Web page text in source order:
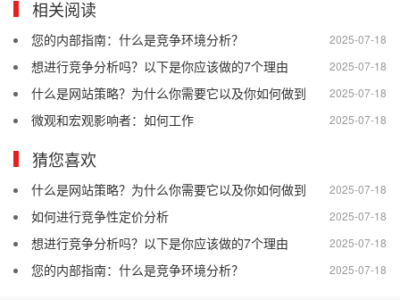
相关阅读
2025-07-18
您的内部指南：什么是竞争环境分析？
2025-07-18
想进行竞争分析吗？以下是你应该做的7个理由
2025-07-18
什么是网站策略？为什么你需要它以及你如何做到
2025-07-18
微观和宏观影响者：如何工作
猜您喜欢
2025-07-18
什么是网站策略？为什么你需要它以及你如何做到
2025-07-18
如何进行竞争性定价分析
2025-07-18
想进行竞争分析吗？以下是你应该做的7个理由
2025-07-18
您的内部指南：什么是竞争环境分析？